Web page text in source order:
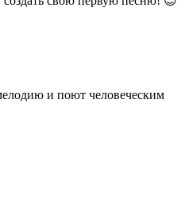
и поют человеческим